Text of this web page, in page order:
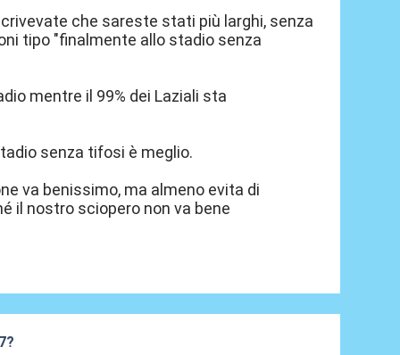
che sareste stati più larghi, senza
tipo "finalmente allo stadio senza
mentre il 99% dei Laziali sta
senza tifosi è meglio.
va benissimo, ma almeno evita di
il nostro sciopero non va bene